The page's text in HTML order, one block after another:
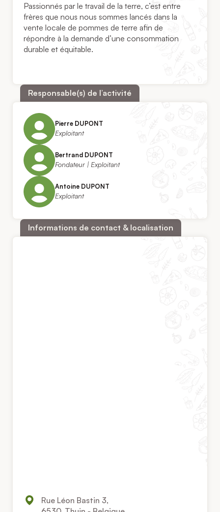
Passionnés par le travail de la terre, c’est entre
frères que nous nous sommes lancés dans la
vente locale de pommes de terre afin de
répondre à la demande d’une consommation
durable et équitable.
Responsable(s) de l’activité
Pierre DUPONT
Exploitant
Bertrand DUPONT
Fondateur | Exploitant
Antoine DUPONT
Exploitant
Informations de contact & localisation
Rue Léon Bastin 3,